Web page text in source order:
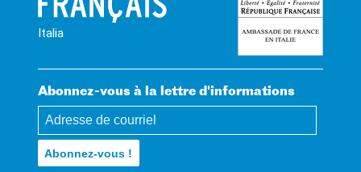
Italia
Abonnez-vous à la lettre d'informations